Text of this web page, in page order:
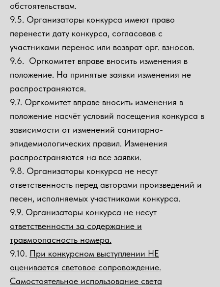
обстоятельствам.
9.5. Организаторы конкурса имеют право
перенести дату конкурса, согласовав с
участниками перенос или возврат орг. взносов.
9.6. Оргкомитет вправе вносить изменения в
положение. На принятые заявки изменения не
распространяются.
9.7. Оргкомитет вправе вносить изменения в
положение насчёт условий посещения конкурса в
зависимости от изменений санитарно-
эпидемиологических правил. Изменения
распространяются на все заявки.
9.8. Организаторы конкурса не несут
ответственность перед авторами произведений и
песен, исполняемых участниками конкурса.
9.9. Организаторы конкурса не несут
ответственности за содержание и
травмоопасность номера.
9.10. При конкурсном выступлении НЕ
оценивается световое сопровождение.
Самостоятельное использование света